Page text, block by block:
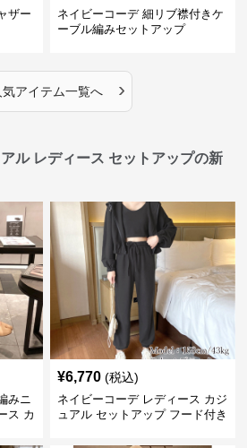
ザー
ネイビーコーデ 細リブ襟付きケ
ーブル編みセットアップ
気アイテム一覧へ ›
ル レディース セットアップの新
みニ
ス カ
¥6,770 (税込)
ネイビーコーデ レディース カジ
ュアル セットアップ フード付き